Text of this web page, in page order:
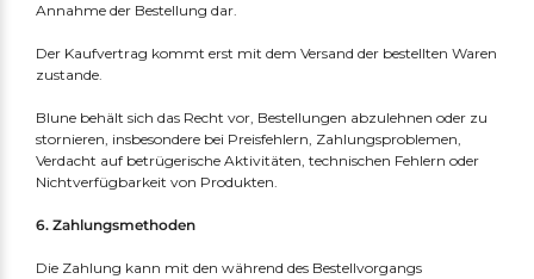
Annahme der Bestellung dar.
Der Kaufvertrag kommt erst mit dem Versand der bestellten Waren
zustande.
Blune behält sich das Recht vor, Bestellungen abzulehnen oder zu
stornieren, insbesondere bei Preisfehlern, Zahlungsproblemen,
Verdacht auf betrügerische Aktivitäten, technischen Fehlern oder
Nichtverfügbarkeit von Produkten.
6. Zahlungsmethoden
Die Zahlung kann mit den während des Bestellvorgangs